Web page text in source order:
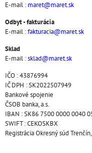
E-mail : maret@maret.sk
Odbyt - fakturácia
E-mail :fakturacia@maret.sk
Sklad
E-mail :sklad@maret.sk
IČO : 43876994
IČ DPH : SK2022507949
Bankové spojenie
ČSOB banka, a.s.
IBAN : SK86 7500 0000 0040
SWIFT : CEKOSKBX
Registrácia Okresný súd